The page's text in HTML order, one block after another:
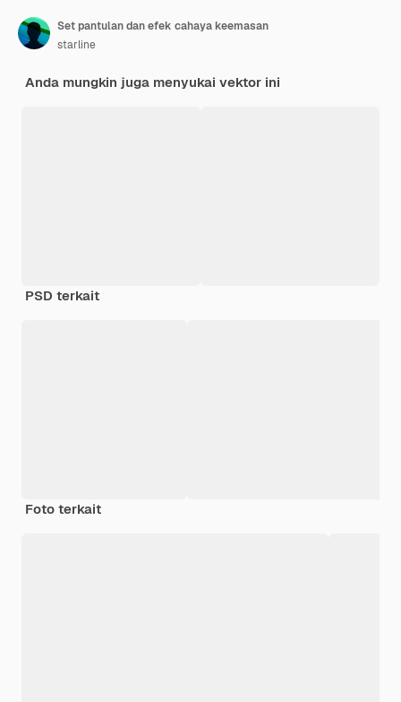
Set pantulan dan efek cahaya keemasan
starline
Anda mungkin juga menyukai vektor ini
PSD terkait
Foto terkait